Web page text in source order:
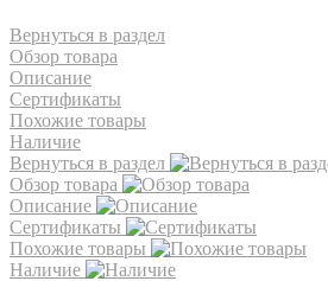
Вернуться в раздел
Обзор товара
Описание
Сертификаты
Похожие товары
Наличие
Вернуться в раздел
Обзор товара
Описание
Сертификаты
Похожие товары
Наличие